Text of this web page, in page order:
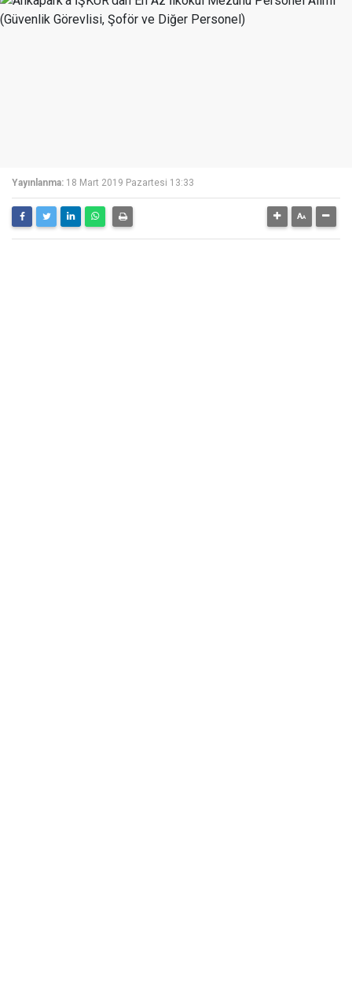
Yayınlanma: 18 Mart 2019 Pazartesi 13:33